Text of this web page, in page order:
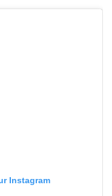
Instagram